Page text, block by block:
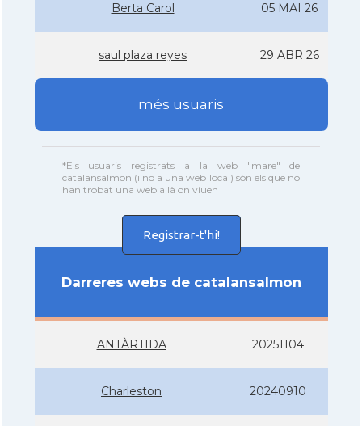
Berta Carol 05 MAI 26
saul plaza reyes 29 ABR 26
més usuaris
*Els usuaris registrats a la web "mare" de
catalansalmon (i no a una web local) són els que no
han trobat una web allà on viuen
Registrar-t'hi!
Darreres webs de catalansalmon
ANTÀRTIDA 20251104
Charleston 20240910